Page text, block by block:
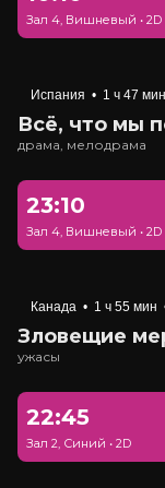
Зал 4, Вишневый • 2D
Испания • 1 ч 47 мин
Всё, что мы
драма, мелодрама
23:10
Зал 4, Вишневый • 2D
Канада • 1 ч 55 мин
Зловещие
ужасы
22:45
Зал 2, Синий • 2D